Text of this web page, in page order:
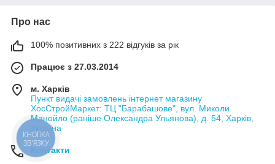
Про нас
100% позитивних з 222 відгуків за рік
Працює з 27.03.2014
м. Харків
Пункт видачі замовлень інтернет магазину
ХосСтройМаркет: ТЦ "Барабашове", вул. Миколи
Манойло (раніше Олександра Ульянова), д. 54, Харків,
Україна
Контакти
КНОПКА
ЗВ'ЯЗКУ